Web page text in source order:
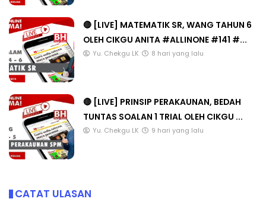
🔴 [LIVE] MATEMATIK SR, WANG TAHUN 6
OLEH CIKGU ANITA #ALLINONE #141 #...
Yu. Chekgu LK 8 hari yang lalu
🔴 [LIVE] PRINSIP PERAKAUNAN, BEDAH
TUNTAS SOALAN 1 TRIAL OLEH CIKGU ...
Yu. Chekgu LK 9 hari yang lalu
CATAT ULASAN